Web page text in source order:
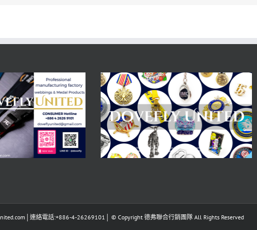
連絡電話:+886-4-26269101│ © Copyright 德弗聯合行銷團隊 All Rights Reserved